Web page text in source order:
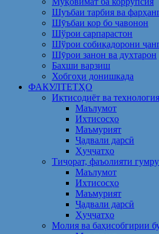
Шуъбаи тарбия ва
Шӯъбаи кор бо ҷавонон
Шўрои сарпарастон
Шўрои собиқадорони
Шӯрои занон ва духтарон
Бахши варзиш
Хобгоҳи донишкада
ФАКУЛТЕТҲО
Иқтисодиёт ва
Маълумот
Ихтисосҳо
Маъмурият
Ҷадвали дарсӣ
Ҳуҷҷатҳо
Тиҷорат, фаъолияти
Маълумот
Ихтисосҳо
Маъмурият
Ҷадвали дарсӣ
Ҳуҷҷатҳо
Молия ва баҳисобгирии